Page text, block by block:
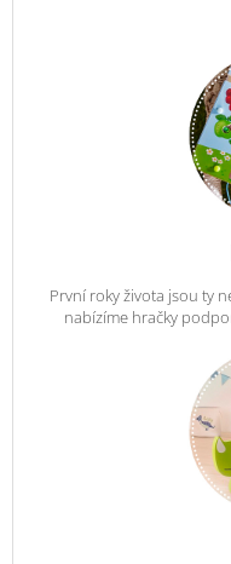
První roky života jsou ty
nabízíme hračky